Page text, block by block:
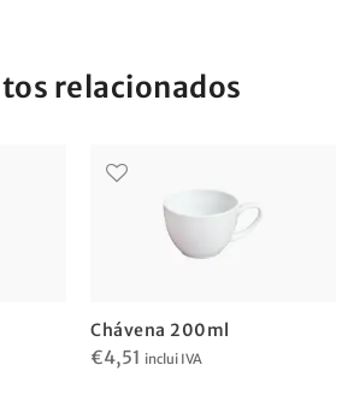
relacionados
Chávena 200ml
€4,51 inclui IVA